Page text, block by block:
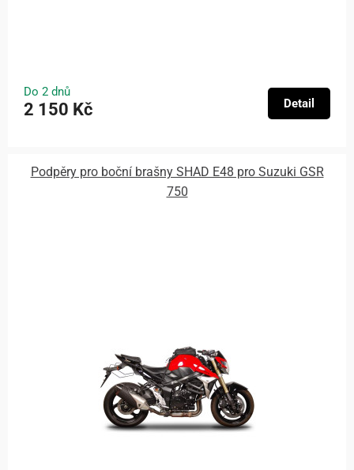
Do 2 dnů
2 150 Kč Detail
Podpěry pro boční brašny SHAD E48 pro Suzuki GSR
750